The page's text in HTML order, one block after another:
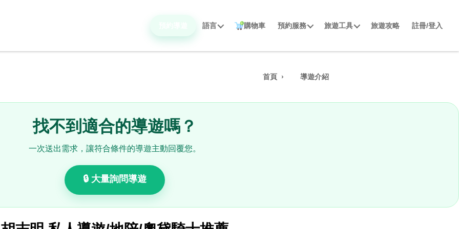
語言 購物車 預約服務 旅遊工具 旅遊攻略 註冊/登入
首頁 導遊介紹
找不到適合的導遊嗎？
一次送出需求，讓符合條件的導遊主動回覆您。
🔒 大量詢問導遊